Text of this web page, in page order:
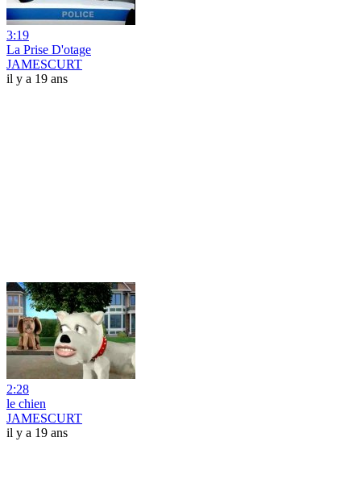
3:19
La Prise D'otage
JAMESCURT
il y a 19 ans
2:28
le chien
JAMESCURT
il y a 19 ans